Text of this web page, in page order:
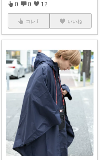
0 0 12
コレ いいね